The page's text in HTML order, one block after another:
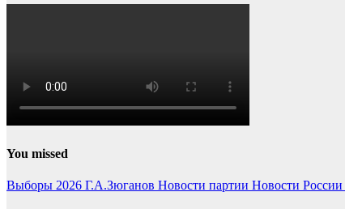
You missed
Выборы 2026 Г.А.Зюганов Новости партии Новости России